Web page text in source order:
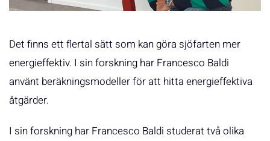
Det finns ett flertal sätt som kan göra sjöfarten mer
energieffektiv. I sin forskning har Francesco Baldi
använt beräkningsmodeller för att hitta energieffektiva
åtgärder.
I sin forskning har Francesco Baldi studerat två olika